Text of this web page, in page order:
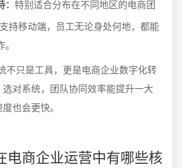
特别适合分布在不同地区的电商团
持移动端，员工无论身处何地，都能
不只是工具，更是电商企业数字化转
对系统，团队协同效率能提升一大
也会更快。
电商企业运营中有哪些核